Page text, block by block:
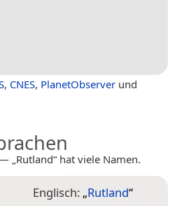
, CNES, PlanetObserver und
„Rutland“ hat viele Namen.
Englisch: „Rutland“